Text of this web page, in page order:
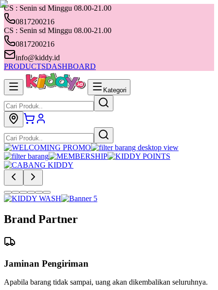
CS : Senin sd Minggu 08.00-21.00
0817200216
CS : Senin sd Minggu 08.00-21.00
0817200216
info@kiddy.id
PRODUCTSDASHBOARD
Kategori
Brand Partner
Jaminan Pengiriman
Apabila barang tidak sampai, uang akan dikembalikan seluruhnya.